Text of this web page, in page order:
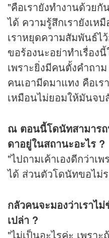
"คือเรายังทำงานด้วย
ได้ ความรู้สึกเรายังเห
เราหยุดความสัมพันธ์ไ
ขอร้องนะอย่าทำเรื่อง
เพราะยิ่งมีคนตั้งคำถา
คนเอามีดมาแทง คือเ
เหมือนไม่ยอมให้มันจบ
ณ ตอนนี้โดนัทสามารถ
ดาอยู่ในสถานะอะไร ?
"ไปถามเค้าเองดีกว่าเ
ได้ ส่วนตัวโดนัทขอไม่
กลัวคนจะมองว่าเราไ
เปล่า ?
"ไม่เป็นอะไรค่ะ เพรา